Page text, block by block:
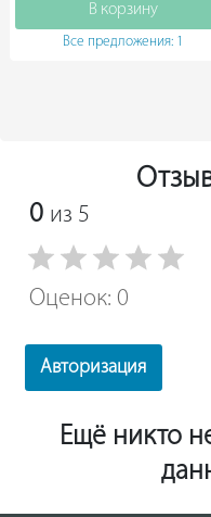
В корзину
Все предложения: 1
0 из 5
Оценок: 0
Авторизация
Ещё никто